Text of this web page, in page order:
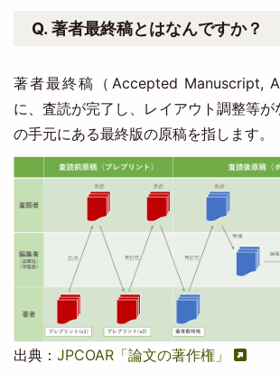
Q. 著者最終稿とはなんですか？
著者最終稿（Accepted Manuscript,
に、査読が完了し、レイアウト調整等
の手元にある最終版の原稿を指します。
出典： JPCOAR「論文の著作権」